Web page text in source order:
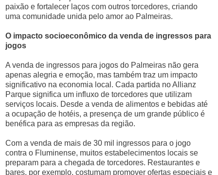
paixão e fortalecer laços com outros torcedores, criando
uma comunidade unida pelo amor ao Palmeiras.
O impacto socioeconômico da venda de ingressos para
jogos
A venda de ingressos para jogos do Palmeiras não gera
apenas alegria e emoção, mas também traz um impacto
significativo na economia local. Cada partida no Allianz
Parque significa um influxo de torcedores que utilizam
serviços locais. Desde a venda de alimentos e bebidas até
a ocupação de hotéis, a presença de um grande público é
benéfica para as empresas da região.
Com a venda de mais de 30 mil ingressos para o jogo
contra o Fluminense, muitos estabelecimentos locais se
preparam para a chegada de torcedores. Restaurantes e
bares, por exemplo, costumam promover ofertas especiais e